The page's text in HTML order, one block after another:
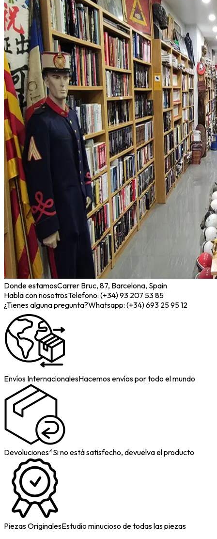
Donde estamosCarrer Bruc, 87, Barcelona, Spain
Habla con nosotrosTelefono: (+34) 93 207 53 85
¿Tienes alguna pregunta?Whatsapp: (+34) 693 25 95 12
Envíos InternacionalesHacemos envíos por todo el mundo
Devoluciones*Si no está satisfecho, devuelva el producto
Piezas OriginalesEstudio minucioso de todas las piezas